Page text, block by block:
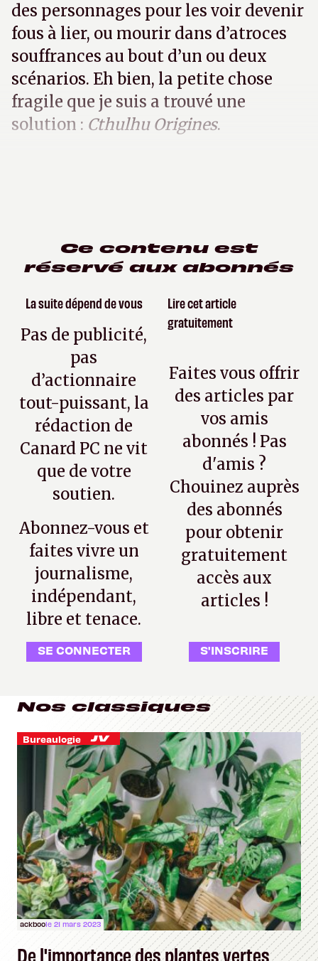
des personnages pour les voir devenir
fous à lier, ou mourir dans d’atroces
souffrances au bout d’un ou deux
scénarios. Eh bien, la petite chose
fragile que je suis a trouvé une
solution : Cthulhu Origines.
Ce contenu est
réservé aux abonnés
La suite dépend de vous
Pas de publicité,
pas
d’actionnaire
tout-puissant, la
rédaction de
Canard PC ne vit
que de votre
soutien.
Abonnez-vous et
faites vivre un
journalisme,
indépendant,
libre et tenace.
SE CONNECTER
Lire cet article
gratuitement
Faites vous offrir
des articles par
vos amis
abonnés ! Pas
d'amis ?
Chouinez auprès
des abonnés
pour obtenir
gratuitement
accès aux
articles !
S'INSCRIRE
Nos classiques
Bureaulogie
ackboole 21 mars 2023
De l'importance des plantes vertes